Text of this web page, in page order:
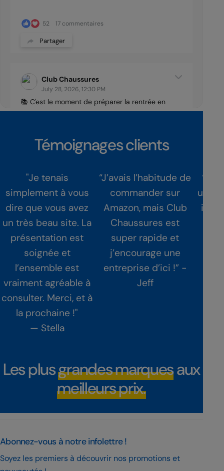
52 17 commentaires
Partager
Club Chaussures
July 28, 2026, 12:30 PM
📚 C'est le moment de préparer la rentrée en
grand ! 📚
rabais sur le 2e article à prix régulier ! 🔥
C’est l'occasion parfaite... Voir plus
316 1 commentaires
Club Chaussures
July 25, 2026, 12:00 PM
👟 Gagne ta rentrée avec SKECHERS ! 💙
La rentrée approche tranquillement, et on veut
s’assurer que vous commencez l’année du bon
pied !
Club Chaussures
Témoignages clients
"Je tenais
simplement à vous
dire que vous avez
un très beau site. La
présentation est
soignée et
l’ensemble est
vraiment agréable à
consulter. Merci, et à
la prochaine !"
— Stella
“J’avais l’habitude de
commander sur
Amazon, mais Club
Chaussures est
super rapide et
j’encourage une
entreprise d’ici !” -
Jeff
un
Les plusgrandes marquesaux
meilleurs prix.
Abonnez-vous à notre infolettre !
Soyez les premiers à découvrir nos promotions et